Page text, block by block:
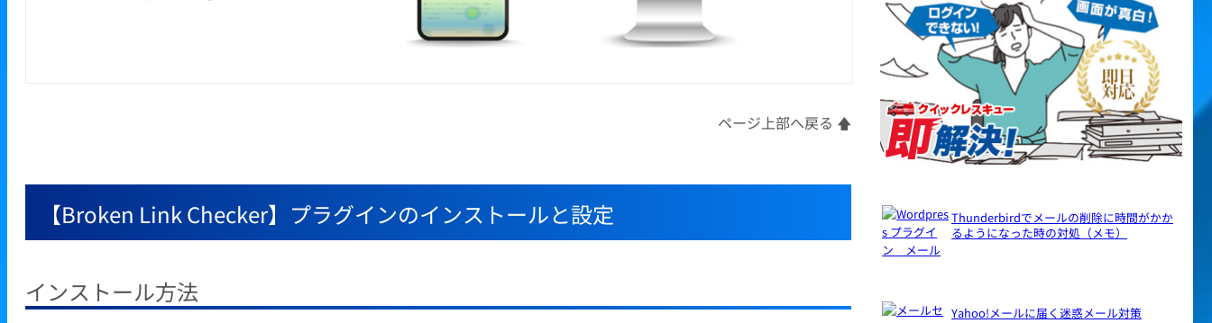
ページ上部へ戻る 🡅
【Broken Link Checker】プラグインのインストールと設定
インストール方法
Thunderbirdでメールの削除に時間がかか
るようになった時の対処（メモ）
Yahoo!メールに届く迷惑メール対策